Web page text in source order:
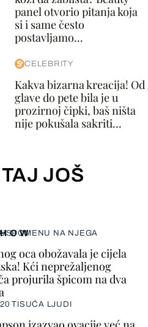
panel otvorio pitanja koja
si i same često
postavljamo...
CELEBRITY
Kakva bizarna kreacija! Od
glave do pete bila je u
prozirnoj čipki, baš ništa
nije pokušala sakriti...
JOŠ
NA NJEGA
oca obožavala je cijela
Kći neprežaljenog
projurila špicom na dva
TISUĆA LJUDI